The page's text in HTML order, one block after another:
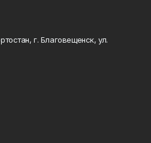
г. Благовещенск, ул.